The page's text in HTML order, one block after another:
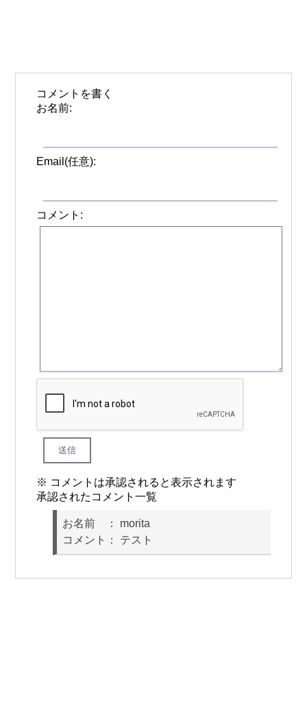
コメントを書く
お名前:
Email(任意):
コメント:
送信
※ コメントは承認されると表示されます
承認されたコメント一覧
お名前 ： morita
コメント： テスト